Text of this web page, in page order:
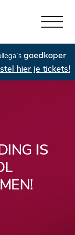
goedkoper
hier je tickets!
IS